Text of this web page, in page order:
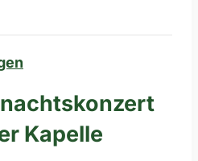
Kapelle